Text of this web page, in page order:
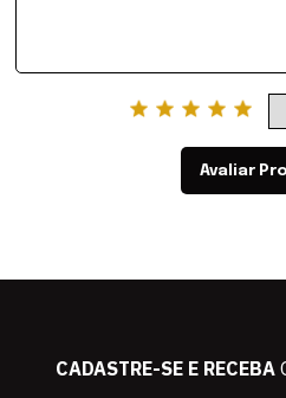
Avaliar
CADASTRE-SE E RECEBA